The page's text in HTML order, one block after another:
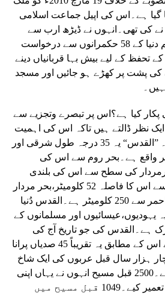
گیا ہے۔اس کی اپیل جماعت اسلامی
کی تھی۔انہوں نے ڈیڑھ ارب سے
زائد مسلمانوں اور مسلم دنیا کے 58 حکمرانوں سے درخواست
کے لیے بیش بہا قربانیاں دینے
کی پشت پر کھڑے ہو جائیں اور مسجد
پکار کیا ہے؟اس پر تبصرے وتجزیے سے
نظر ڈالتے ہیں تاکہ اس کی اہمیت
کا قدرے اندازہ ہو سکے۔ ”القدس“ یہ 35 درجہ طول شرقی اور
واقع ہے۔بحر روم سے اس کی
اور بحرمردار کی سطح سے اس کی بلندی
1150 میٹر ہے۔بحرروم سے اس کا فاصلہ 52 کلومیٹر،بحر مردار
سے 22 کلومیٹر اور بحر احمر سے 250 کلومیٹر ہے۔القدس دُنیا
یہودیوں،عیسائیوں اور مسلمانوں کے
ہے۔القدس کی جو تاریخ آج کی
انسانی دُنیا کو معلوم ہے اس کے مطابق یہ تقریباً 45 صدیاں پرانا
ہزار سال قبل عربوں کی ایک شاخ
کنعانی اور یبوسی آباد تھے۔2500 قبل مسیح انہوں نے یہاں اپنی
بستیاں بسائیں اور قلعے تعمیر کیے۔1049 قبل مسیح میں